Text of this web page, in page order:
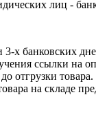
лиц -
3-х банковских
ссылки на
отгрузки товара.
на складе